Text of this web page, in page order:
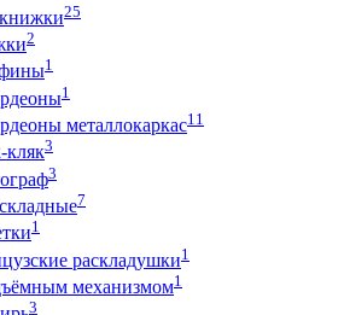
25
2
1
1
металлокаркас11
кляк3
3
7
1
раскладушки1
механизмом1
3